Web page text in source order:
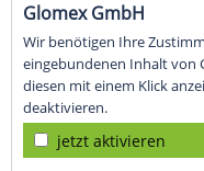
Glomex GmbH
Wir benötigen Ihre
eingebundenen Inhalt von
diesen mit einem Klick
deaktivieren.
jetzt aktivieren